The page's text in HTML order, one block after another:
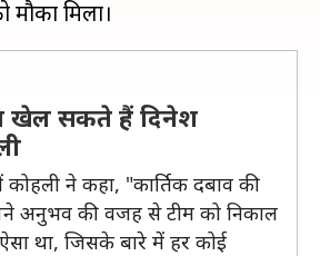
खेल सकते हैं दिनेश
ने कहा, "कार्तिक दबाव की
अनुभव की वजह से टीम को निकाल
था, जिसके बारे में हर कोई